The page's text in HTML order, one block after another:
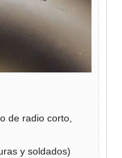
de radio corto,
y soldados)